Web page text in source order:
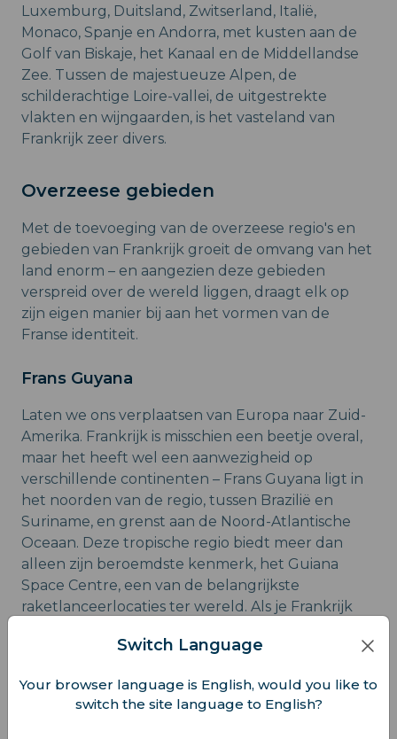
Luxemburg, Duitsland, Zwitserland, Italië,
Monaco, Spanje en Andorra, met kusten aan de
Golf van Biskaje, het Kanaal en de Middellandse
Zee. Tussen de majestueuze Alpen, de
schilderachtige Loire-vallei, de uitgestrekte
vlakten en wijngaarden, is het vasteland van
Frankrijk zeer divers.
Overzeese gebieden
Met de toevoeging van de overzeese regio's en
gebieden van Frankrijk groeit de omvang van het
land enorm – en aangezien deze gebieden
verspreid over de wereld liggen, draagt elk op
zijn eigen manier bij aan het vormen van de
Franse identiteit.
Frans Guyana
Laten we ons verplaatsen van Europa naar Zuid-
Amerika. Frankrijk is misschien een beetje overal,
maar het heeft wel een aanwezigheid op
verschillende continenten – Frans Guyana ligt in
het noorden van de regio, tussen Brazilië en
Suriname, en grenst aan de Noord-Atlantische
Oceaan. Deze tropische regio biedt meer dan
alleen zijn beroemdste kenmerk, het Guiana
Space Centre, een van de belangrijkste
raketlanceerlocaties ter wereld. Als je Frankrijk
anders zijn dan de dichte regenwouden en
Guadeloupe & Martinique
Switch Language
Your browser language is English, would you like to
switch the site language to English?